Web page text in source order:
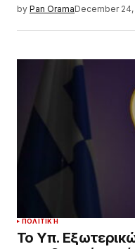
by Pan OramaDecember
ΠΟΛΙΤΙΚΉ
Το Υπ.